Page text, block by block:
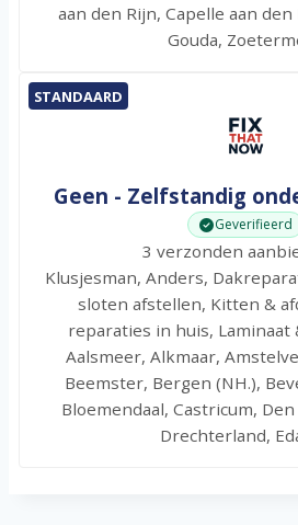
aan den Rijn, Capelle aan
Gouda,
STANDAARD
Geen - Zelfstandig
Geverifieerd
3 verzonden
Klusjesman, Anders,
sloten afstellen, Kitten &
reparaties in huis, Laminaat
Aalsmeer, Alkmaar,
Beemster, Bergen (NH.),
Bloemendaal, Castricum,
Drechterland,